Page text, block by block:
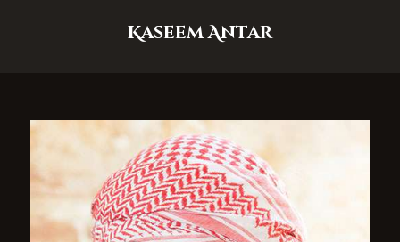
Kaseem Antar